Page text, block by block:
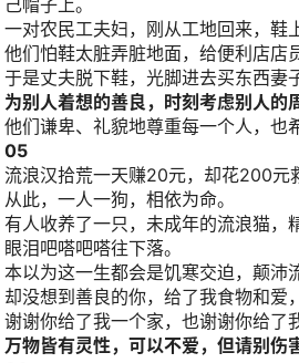
一对农民工夫妇，刚从工地回来，鞋
他们怕鞋太脏弄脏地面，给便利店店
于是丈夫脱下鞋，光脚进去买东西妻
为别人着想的善良，时刻考虑别人的
他们谦卑、礼貌地尊重每一个人，也
05
流浪汉拾荒一天赚20元，却花200元
从此，一人一狗，相依为命。
有人收养了一只，未成年的流浪猫，
眼泪吧嗒吧嗒往下落。
本以为这一生都会是饥寒交迫，颠沛
却没想到善良的你，给了我食物和爱
谢谢你给了我一个家，也谢谢你给了
万物皆有灵性，可以不爱，但请别伤害